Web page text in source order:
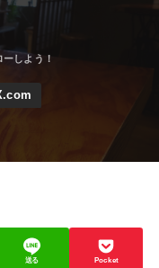
送る Pocket